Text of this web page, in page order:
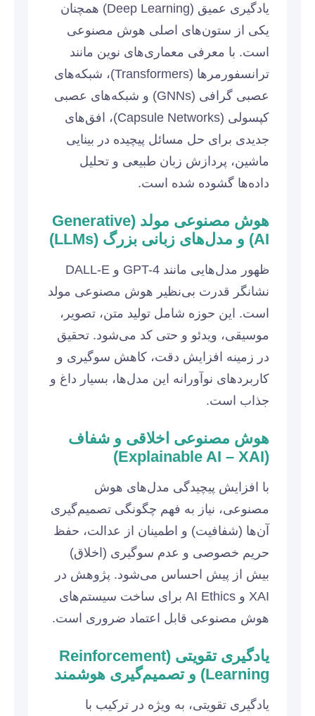
یادگیری عمیق (Deep Learning) همچنان
یکی از ستون‌های اصلی هوش مصنوعی
است. با معرفی معماری‌های نوین مانند
ترانسفورمرها (Transformers)، شبکه‌های
عصبی گرافی (GNNs) و شبکه‌های عصبی
کپسولی (Capsule Networks)، افق‌های
جدیدی برای حل مسائل پیچیده در بینایی
ماشین، پردازش زبان طبیعی و تحلیل
داده‌ها گشوده شده است.
هوش مصنوعی مولد (Generative
AI) و مدل‌های زبانی بزرگ (LLMs)
ظهور مدل‌هایی مانند GPT-4 و DALL-E
نشانگر قدرت بی‌نظیر هوش مصنوعی مولد
است. این حوزه شامل تولید متن، تصویر،
موسیقی، ویدئو و حتی کد می‌شود. تحقیق
در زمینه افزایش دقت، کاهش سوگیری و
کاربردهای نوآورانه این مدل‌ها، بسیار داغ و
جذاب است.
هوش مصنوعی اخلاقی و شفاف
(Explainable AI – XAI)
با افزایش پیچیدگی مدل‌های هوش
مصنوعی، نیاز به فهم چگونگی تصمیم‌گیری
آن‌ها (شفافیت) و اطمینان از عدالت، حفظ
حریم خصوصی و عدم سوگیری (اخلاق)
بیش از پیش احساس می‌شود. پژوهش در
XAI و AI Ethics برای ساخت سیستم‌های
هوش مصنوعی قابل اعتماد ضروری است.
یادگیری تقویتی (Reinforcement
Learning) و تصمیم‌گیری هوشمند
یادگیری تقویتی، به ویژه در ترکیب با